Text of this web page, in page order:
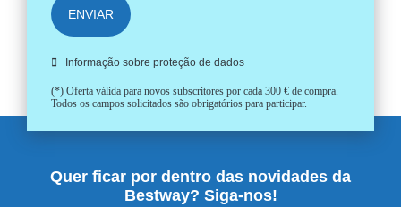
ENVIAR
Informação sobre proteção de dados
(*) Oferta válida para novos subscritores por cada 300 € de compra.
Todos os campos solicitados são obrigatórios para participar.
Quer ficar por dentro das novidades da
Bestway? Siga-nos!